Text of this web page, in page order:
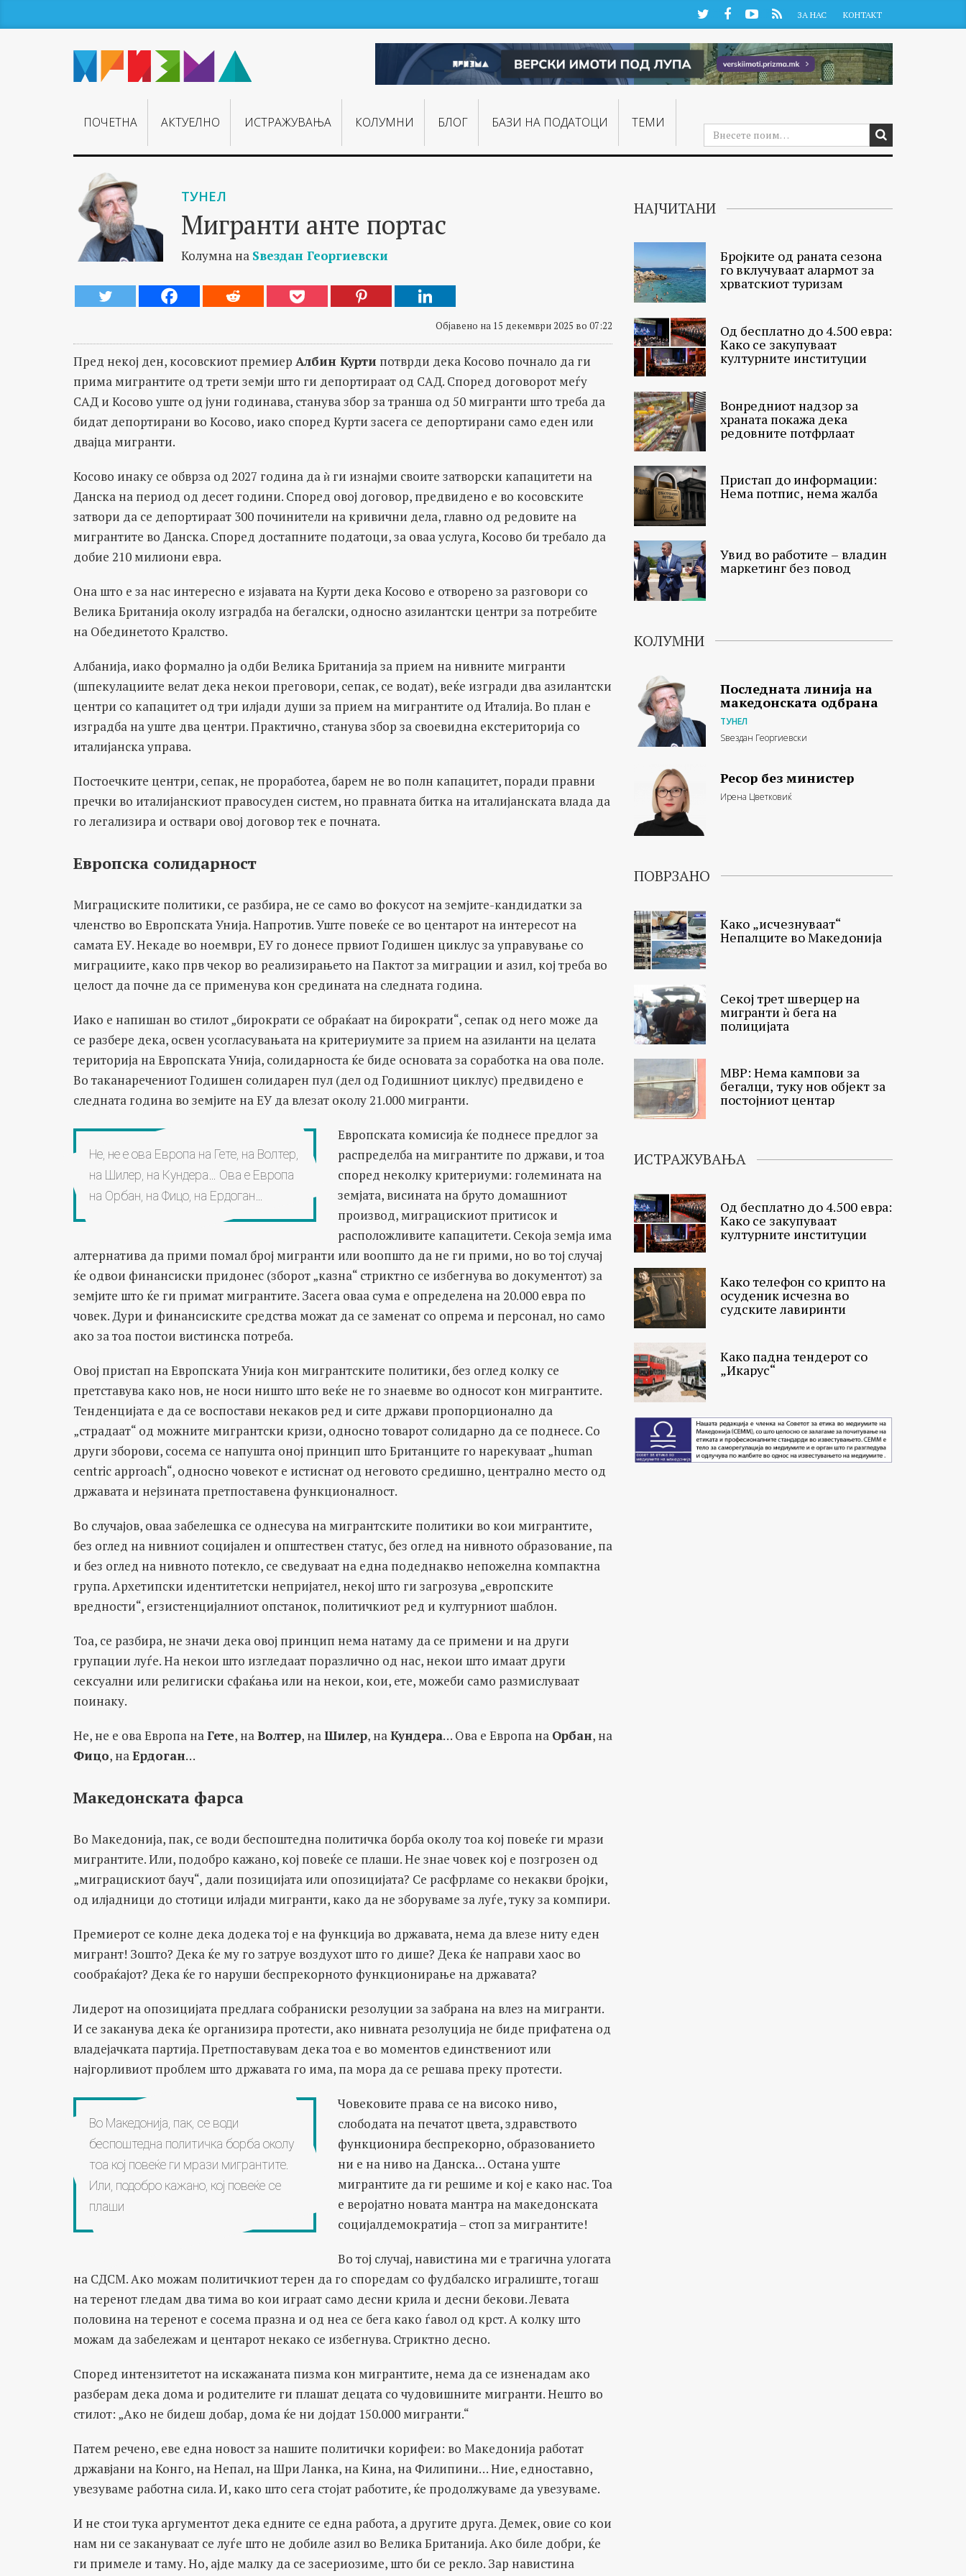
TwitterFacebookYouTube
RSS ЗА НАС КОНТАКТ
ПОЧЕТНА АКТУЕЛНО ИСТРАЖУВАЊA КОЛУМНИ БЛОГ БАЗИ НА ПОДАТОЦИ ТЕМИ
ТУНЕЛ
Мигранти анте портас
Колумна на Ѕвездан Георгиевски
Објавено на 15 декември 2025 во 07:22
Пред некој ден, косовскиот премиер Албин Курти потврди дека Косово почнало да ги
прима мигрантите од трети земји што ги депортираат од САД. Според договорот меѓу
САД и Косово уште од јуни годинава, станува збор за транша од 50 мигранти што треба да
бидат депортирани во Косово, иако според Курти засега се депортирани само еден или
двајца мигранти.
Косово инаку се обврза од 2027 година да ѝ ги изнајми своите затворски капацитети на
Данска на период од десет години. Според овој договор, предвидено е во косовските
затвори да се депортираат 300 починители на кривични дела, главно од редовите на
мигрантите во Данска. Според достапните податоци, за оваа услуга, Косово би требало да
добие 210 милиони евра.
Она што е за нас интересно е изјавата на Курти дека Косово е отворено за разговори со
Велика Британија околу изградба на бегалски, односно азилантски центри за потребите
на Обединетото Кралство.
Албанија, иако формално ја одби Велика Британија за прием на нивните мигранти
(шпекулациите велат дека некои преговори, сепак, се водат), веќе изгради два азилантски
центри со капацитет од три илјади души за прием на мигрантите од Италија. Во план е
изградба на уште два центри. Практично, станува збор за своевидна екстериторија со
италијанска управа.
Постоечките центри, сепак, не проработеа, барем не во полн капацитет, поради правни
пречки во италијанскиот правосуден систем, но правната битка на италијанската влада да
го легализира и оствари овој договор тек е почната.
Европска солидарност
Миграциските политики, се разбира, не се само во фокусот на земјите-кандидатки за
членство во Европската Унија. Напротив. Уште повеќе се во центарот на интересот на
самата ЕУ. Некаде во ноември, ЕУ го донесе првиот Годишен циклус за управување со
миграциите, како прв чекор во реализирањето на Пактот за миграции и азил, кој треба во
целост да почне да се применува кон средината на следната година.
Иако е напишан во стилот „бирократи се обраќаат на бирократи“, сепак од него може да
се разбере дека, освен усогласувањата на критериумите за прием на азиланти на целата
територија на Европската Унија, солидарноста ќе биде основата за соработка на ова поле.
Во таканаречениот Годишен солидарен пул (дел од Годишниот циклус) предвидено е
следната година во земјите на ЕУ да влезат околу 21.000 мигранти.
Не, не е ова Европа на Гете, на Волтер,
на Шилер, на Кундера… Ова е Европа
на Орбан, на Фицо, на Ердоган…
Европската комисија ќе поднесе предлог за
распределба на мигрантите по држави, и тоа
според неколку критериуми: големината на
земјата, висината на бруто домашниот
производ, миграцискиот притисок и
расположливите капацитети. Секоја земја има
алтернатива да прими помал број мигранти или воопшто да не ги прими, но во тој случај
ќе одвои финансиски придонес (зборот „казна“ стриктно се избегнува во документот) за
земјите што ќе ги примат мигрантите. Засега оваа сума е определена на 20.000 евра по
човек. Дури и финансиските средства можат да се заменат со опрема и персонал, но само
ако за тоа постои вистинска потреба.
Овој пристап на Европската Унија кон мигрантските политики, без оглед колку се
претставува како нов, не носи ништо што веќе не го знаевме во односот кон мигрантите.
Тенденцијата е да се воспостави некаков ред и сите држави пропорционално да
„страдаат“ од можните мигрантски кризи, односно товарот солидарно да се поднесе. Со
други зборови, сосема се напушта оној принцип што Британците го нарекуваат „human
centric approach“, односно човекот е истиснат од неговото средишно, централно место од
државата и нејзината претпоставена функционалност.
Во случајов, оваа забелешка се однесува на мигрантските политики во кои мигрантите,
без оглед на нивниот социјален и општествен статус, без оглед на нивното образование, па
и без оглед на нивното потекло, се сведуваат на една подеднакво непожелна компактна
група. Архетипски идентитетски непријател, некој што ги загрозува „европските
вредности“, егзистенцијалниот опстанок, политичкиот ред и културниот шаблон.
Тоа, се разбира, не значи дека овој принцип нема натаму да се примени и на други
групации луѓе. На некои што изгледаат поразлично од нас, некои што имаат други
сексуални или религиски сфаќања или на некои, кои, ете, можеби само размислуваат
поинаку.
Не, не е ова Европа наГете, наВолтер, наШилер, наКундера… Ова е Европа на Орбан, на
Фицо, наЕрдоган…
Македонската фарса
Во Македонија, пак, се води беспоштедна политичка борба околу тоа кој повеќе ги мрази
мигрантите. Или, подобро кажано, кој повеќе се плаши. Не знае човек кој е позгрозен од
„миграцискиот бауч“, дали позицијата или опозицијата? Се расфрламе со некакви бројки,
од илјадници до стотици илјади мигранти, како да не зборуваме за луѓе, туку за компири.
Премиерот се колне дека додека тој е на функција во државата, нема да влезе ниту еден
мигрант! Зошто? Дека ќе му го затруе воздухот што го дише? Дека ќе направи хаос во
сообраќајот? Дека ќе го наруши беспрекорното функционирање на државата?
Лидерот на опозицијата предлага собраниски резолуции за забрана на влез на мигранти.
И се заканува дека ќе организира протести, ако нивната резолуција не биде прифатена од
владејачката партија. Претпоставувам дека тоа е во моментов единствениот или
најгорливиот проблем што државата го има, па мора да се решава преку протести.
Во Македонија, пак, се води
беспоштедна политичка борба околу
тоа кој повеќе ги мрази мигрантите.
Или, подобро кажано, кој повеќе се
плаши
Човековите права се на високо ниво,
слободата на печатот цвета, здравството
функционира беспрекорно, образованието
ни е на ниво на Данска… Остана уште
мигрантите да ги решиме и кој е како нас. Тоа
е веројатно новата мантра на македонската
социјалдемократија – стоп за мигрантите!
Во тој случај, навистина ми е трагична улогата
на СДСМ. Ако можам политичкиот терен да го споредам со фудбалско игралиште, тогаш
на теренот гледам два тима во кои играат само десни крила и десни бекови. Левата
половина на теренот е сосема празна и од неа се бега како ѓавол од крст. А колку што
можам да забележам и центарот некако се избегнува. Стриктно десно.
Според интензитетот на искажаната пизма кон мигрантите, нема да се изненадам ако
разберам дека дома и родителите ги плашат децата со чудовишните мигранти. Нешто во
стилот: „Ако не бидеш добар, дома ќе ни дојдат 150.000 мигранти.“
Патем речено, еве една новост за нашите политички корифеи: во Македонија работат
државјани на Конго, на Непал, на Шри Ланка, на Кина, на Филипини… Ние, едноставно,
увезуваме работна сила. И, како што сега стојат работите, ќе продолжуваме да увезуваме.
И не стои тука аргументот дека едните се една работа, а другите друга. Демек, овие со кои
нам ни се закануваат се луѓе што не добиле азил во Велика Британија. Ако биле добри, ќе
ги примеле и таму. Но, ајде малку да се засериозиме, што би се рекло. Зар навистина
НАЈЧИТАНИ
Бројките од раната сезона
го вклучуваат алармот за
хрватскиот туризам
Од бесплатно до 4.500 евра:
Како се закупуваат
културните институции
Вонредниот надзор за
храната покажа дека
редовните потфрлаат
Пристап до информации:
Нема потпис, нема жалба
Увид во работите – владин
маркетинг без повод
КОЛУМНИ
Последната линија на
македонската одбрана
ТУНЕЛ
Ѕвездан Георгиевски
Ресор без министер
Ирена Цветковиќ
ПОВРЗАНО
Како „исчезнуваат“
Непалците во Македонија
Секој трет шверцер на
мигранти ѝ бега на
полицијата
МВР: Нема кампови за
бегалци, туку нов објект за
постојниот центар
ИСТРАЖУВАЊА
Од бесплатно до 4.500 евра:
Како се закупуваат
културните институции
Како телефон со крипто на
осуденик исчезна во
судските лавиринти
Како падна тендерот со
„Икарус“